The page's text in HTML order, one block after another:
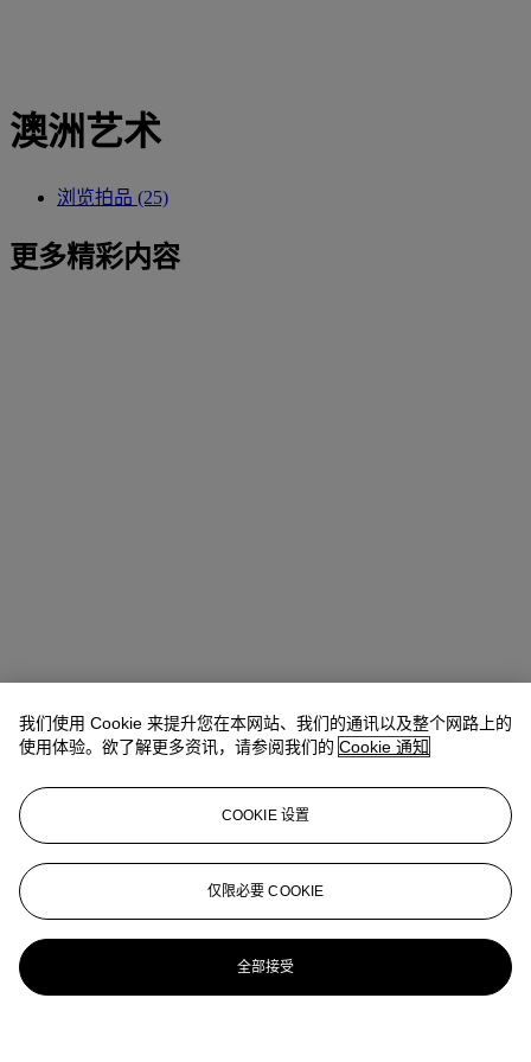
澳洲艺术
浏览拍品 (25)
更多精彩内容
我们使用 Cookie 来提升您在本网站、我们的通讯以及整个网路上的
使用体验。欲了解更多资讯，请参阅我们的 Cookie 通知
COOKIE 设置
仅限必要 COOKIE
全部接受